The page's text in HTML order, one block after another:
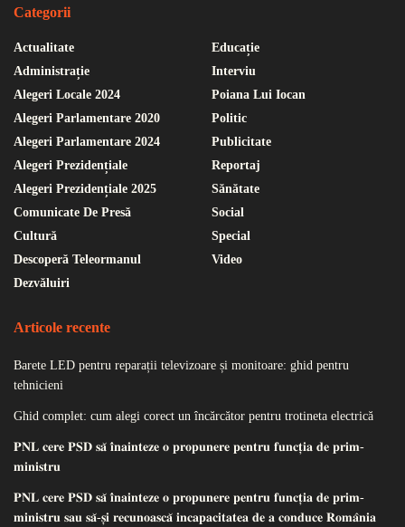
Categorii
Actualitate
Administrație
Alegeri Locale 2024
Alegeri Parlamentare 2020
Alegeri Parlamentare 2024
Alegeri Prezidențiale
Alegeri Prezidențiale 2025
Comunicate De Presă
Cultură
Descoperă Teleormanul
Dezvăluiri
Educație
Interviu
Poiana Lui Iocan
Politic
Publicitate
Reportaj
Sănătate
Social
Special
Video
Articole recente
Barete LED pentru reparații televizoare și monitoare: ghid pentru
tehnicieni
Ghid complet: cum alegi corect un încărcător pentru trotineta electrică
𝐏𝐍𝐋 𝐜𝐞𝐫𝐞 𝐏𝐒𝐃 𝐬𝐚̆ 𝐢̂𝐧𝐚𝐢𝐧𝐭𝐞𝐳𝐞 𝐨 𝐩𝐫𝐨𝐩𝐮𝐧𝐞𝐫𝐞 𝐩𝐞𝐧𝐭𝐫𝐮 𝐟𝐮𝐧𝐜𝐭̦𝐢𝐚 𝐝𝐞 𝐩𝐫𝐢𝐦-
𝐦𝐢𝐧𝐢𝐬𝐭𝐫𝐮
𝐏𝐍𝐋 𝐜𝐞𝐫𝐞 𝐏𝐒𝐃 𝐬𝐚̆ 𝐢̂𝐧𝐚𝐢𝐧𝐭𝐞𝐳𝐞 𝐨 𝐩𝐫𝐨𝐩𝐮𝐧𝐞𝐫𝐞 𝐩𝐞𝐧𝐭𝐫𝐮 𝐟𝐮𝐧𝐜𝐭̦𝐢𝐚 𝐝𝐞 𝐩𝐫𝐢𝐦-
𝐦𝐢𝐧𝐢𝐬𝐭𝐫𝐮 𝐬𝐚𝐮 𝐬𝐚̆-𝐬̦𝐢 𝐫𝐞𝐜𝐮𝐧𝐨𝐚𝐬𝐜𝐚̆ 𝐢𝐧𝐜𝐚𝐩𝐚𝐜𝐢𝐭𝐚𝐭𝐞𝐚 𝐝𝐞 𝐚 𝐜𝐨𝐧𝐝𝐮𝐜𝐞 𝐑𝐨𝐦𝐚̂𝐧𝐢𝐚